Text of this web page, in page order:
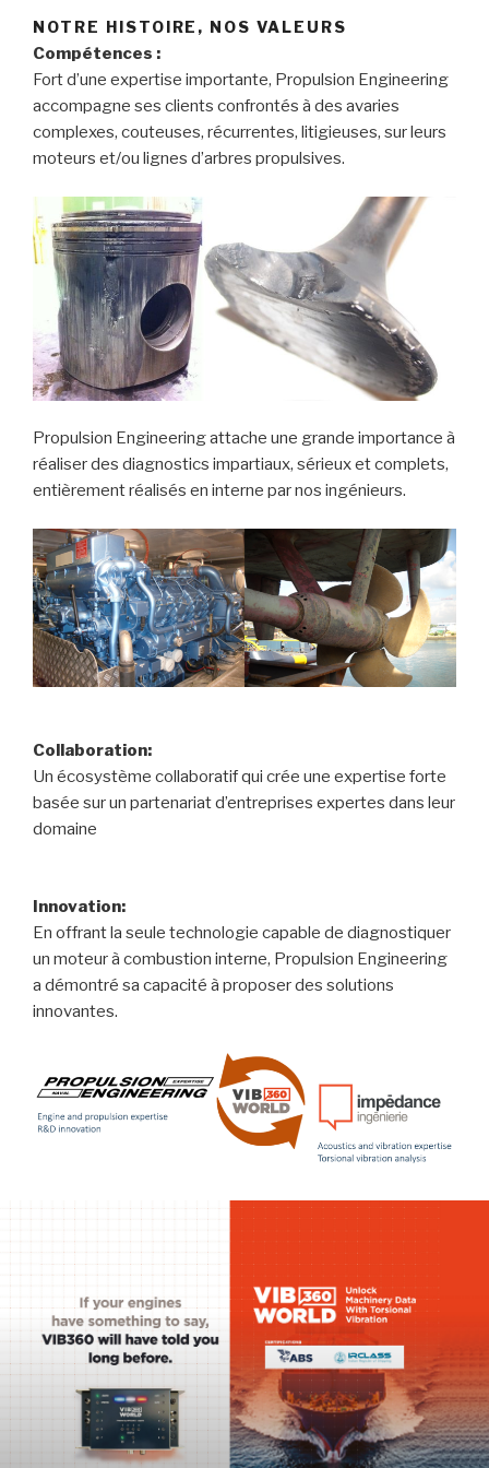
NOTRE HISTOIRE, NOS VALEURS
Compétences :
Fort d’une expertise importante, Propulsion Engineering
accompagne ses clients confrontés à des avaries
complexes, couteuses, récurrentes, litigieuses, sur leurs
moteurs et/ou lignes d’arbres propulsives.
Propulsion Engineering attache une grande importance à
réaliser des diagnostics impartiaux, sérieux et complets,
entièrement réalisés en interne par nos ingénieurs.
Collaboration:
Un écosystème collaboratif qui crée une expertise forte
basée sur un partenariat d’entreprises expertes dans leur
domaine
Innovation:
En offrant la seule technologie capable de diagnostiquer
un moteur à combustion interne, Propulsion Engineering
a démontré sa capacité à proposer des solutions
innovantes.